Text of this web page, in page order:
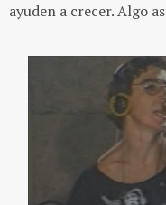
ayuden a crecer. Algo